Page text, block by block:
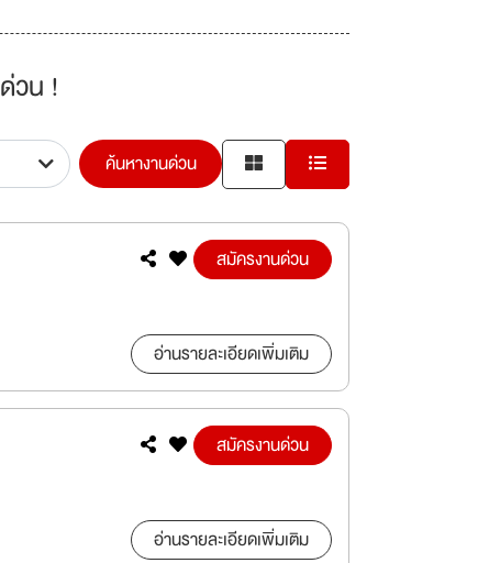
วน !
ค้นหางานด่วน
สมัครงานด่วน
อ่านรายละเอียดเพิ่มเติม
สมัครงานด่วน
อ่านรายละเอียดเพิ่มเติม